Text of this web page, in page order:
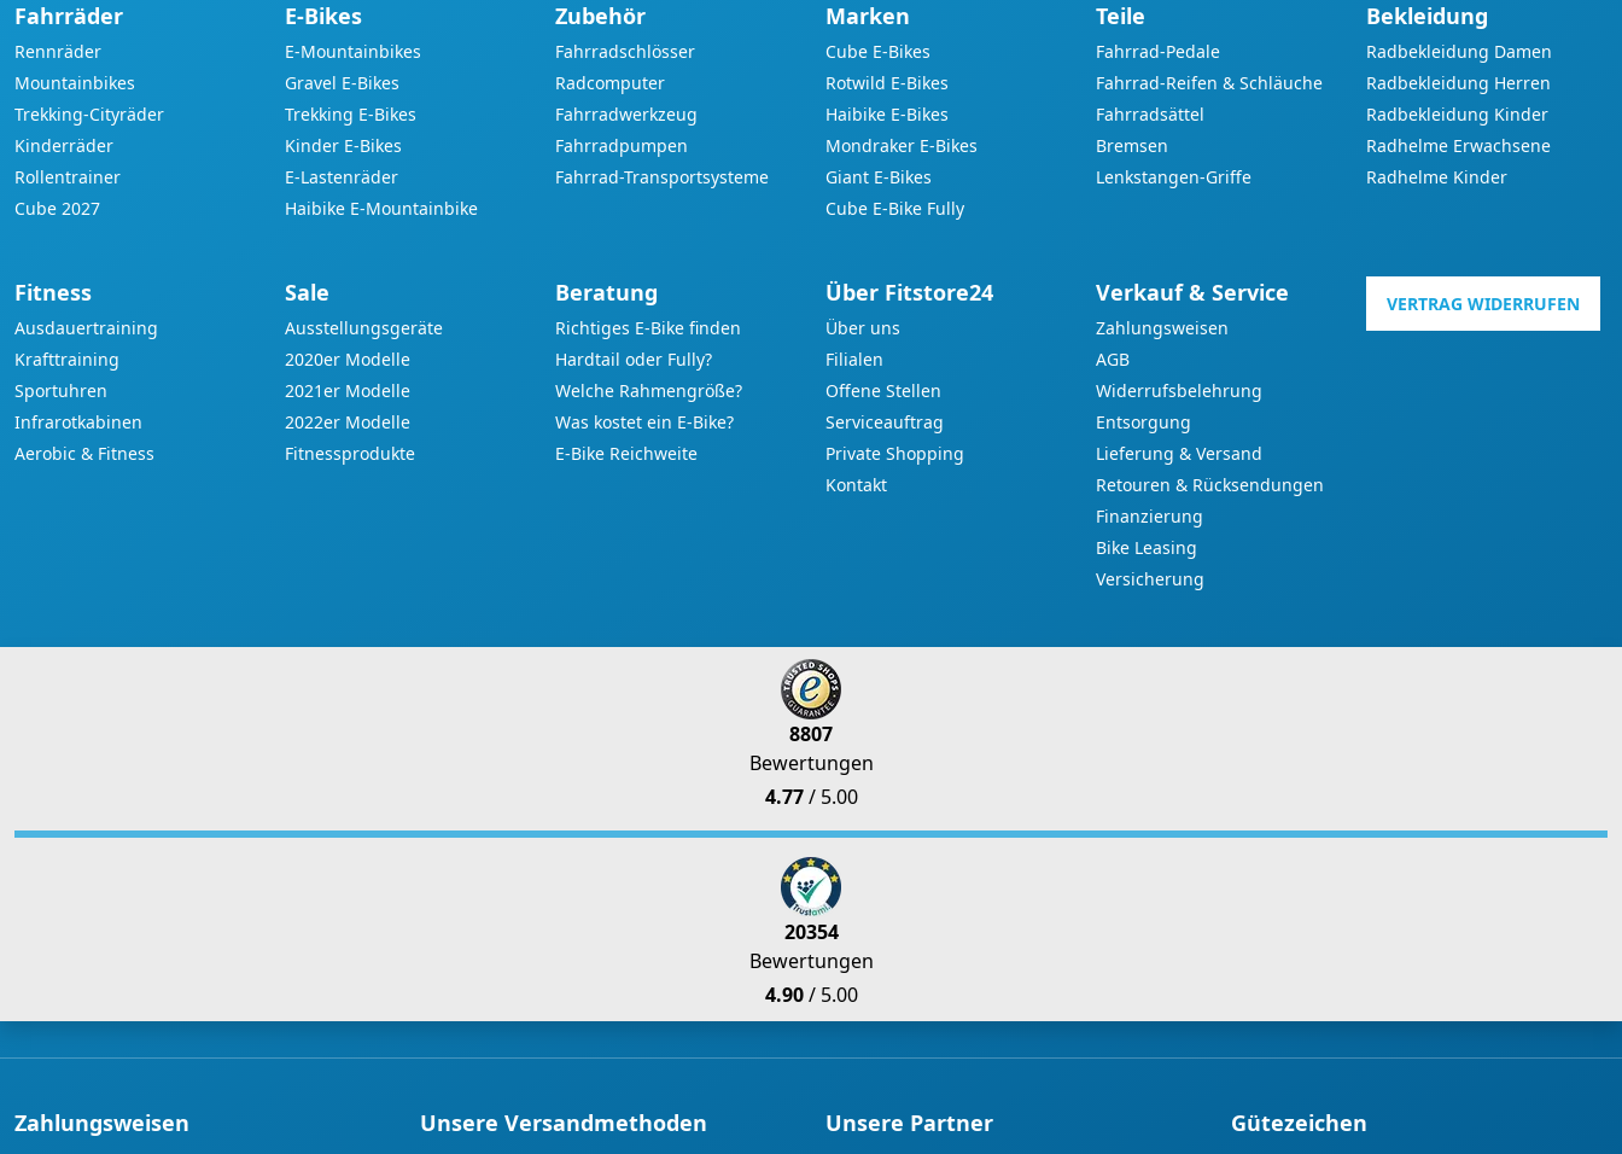
Fahrräder
Rennräder
Mountainbikes
Trekking-Cityräder
Kinderräder
Rollentrainer
Cube 2027
E-Bikes
E-Mountainbikes
Gravel E-Bikes
Trekking E-Bikes
Kinder E-Bikes
E-Lastenräder
Haibike E-Mountainbike
Zubehör
Fahrradschlösser
Radcomputer
Fahrradwerkzeug
Fahrradpumpen
Fahrrad-Transportsysteme
Marken
Cube E-Bikes
Rotwild E-Bikes
Haibike E-Bikes
Mondraker E-Bikes
Giant E-Bikes
Cube E-Bike Fully
Teile
Fahrrad-Pedale
Fahrrad-Reifen & Schläuche
Fahrradsättel
Bremsen
Lenkstangen-Griffe
Bekleidung
Radbekleidung Damen
Radbekleidung Herren
Radbekleidung Kinder
Radhelme Erwachsene
Radhelme Kinder
Fitness
Ausdauertraining
Krafttraining
Sportuhren
Infrarotkabinen
Aerobic & Fitness
Sale
Ausstellungsgeräte
2020er Modelle
2021er Modelle
2022er Modelle
Fitnessprodukte
Beratung
Richtiges E-Bike finden
Hardtail oder Fully?
Welche Rahmengröße?
Was kostet ein E-Bike?
E-Bike Reichweite
Über Fitstore24
Über uns
Filialen
Offene Stellen
Serviceauftrag
Private Shopping
Kontakt
Verkauf & Service
Zahlungsweisen
AGB
Widerrufsbelehrung
Entsorgung
Lieferung & Versand
Retouren & Rücksendungen
Finanzierung
Bike Leasing
Versicherung
VERTRAG WIDERRUFEN
8807
Bewertungen
4.77/ 5.00
20354
Bewertungen
4.90/ 5.00
Zahlungsweisen Unsere Versandmethoden Unsere Partner Gütezeichen